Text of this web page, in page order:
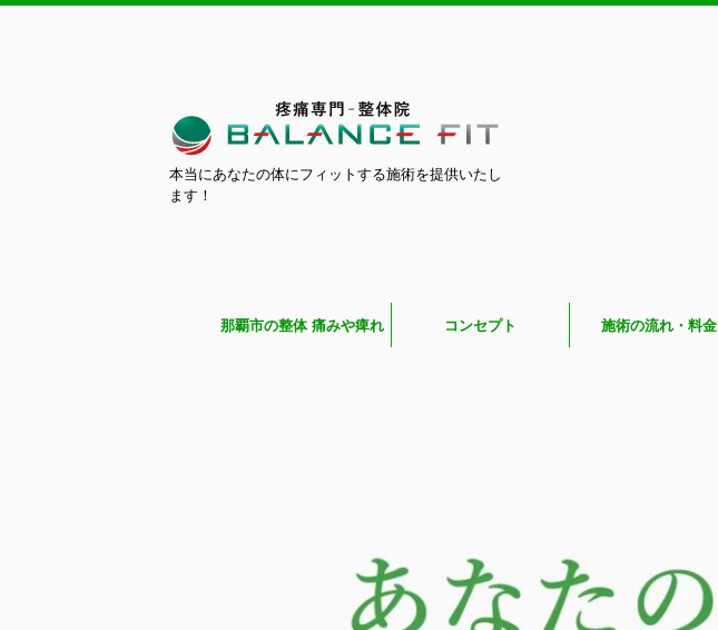
本当にあなたの体にフィットする施術を提供いたし
ます！
那覇市の整体 痛みや痺れ コンセプト 施術の流れ・料金